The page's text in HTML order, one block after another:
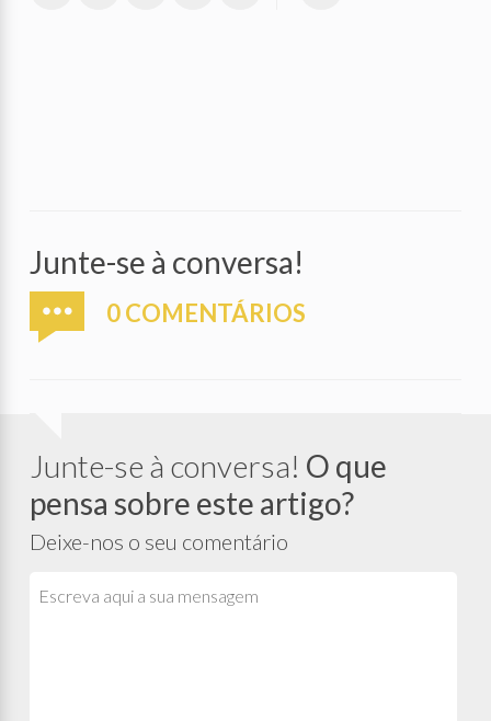
Junte-se à conversa!
0 COMENTÁRIOS
Junte-se à conversa! O que
pensa sobre este artigo?
Deixe-nos o seu comentário